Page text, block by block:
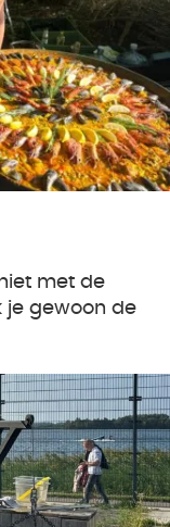
met de
je gewoon de